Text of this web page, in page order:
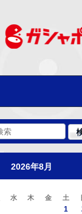
2026年8月
水 木 金 土
1